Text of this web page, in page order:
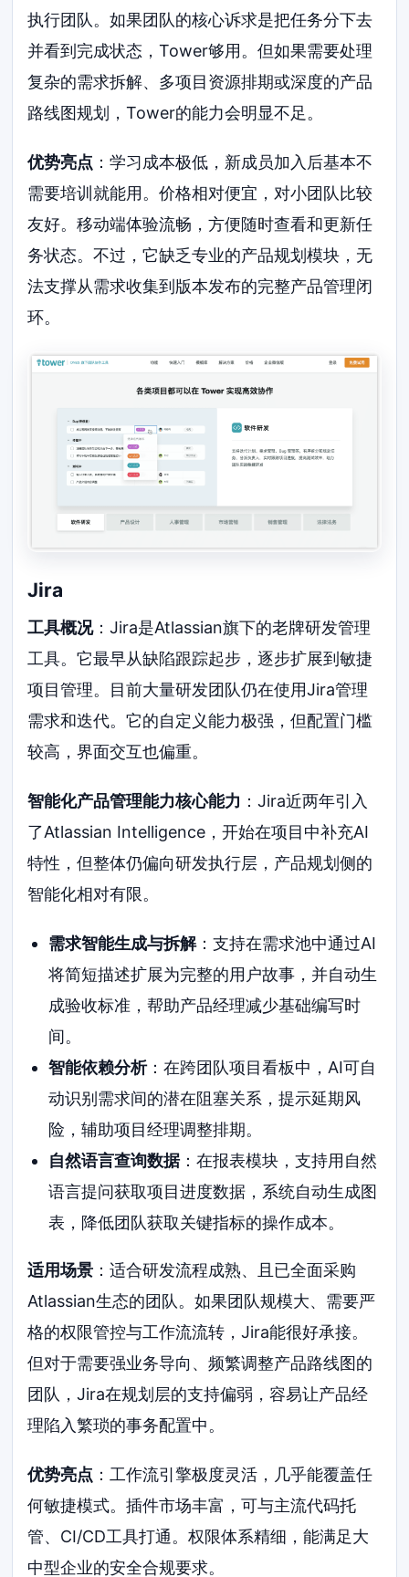
执行团队。如果团队的核心诉求是把任务分下去
并看到完成状态，Tower够用。但如果需要处理
复杂的需求拆解、多项目资源排期或深度的产品
路线图规划，Tower的能力会明显不足。
优势亮点 ：学习成本极低，新成员加入后基本不
需要培训就能用。价格相对便宜，对小团队比较
友好。移动端体验流畅，方便随时查看和更新任
务状态。不过，它缺乏专业的产品规划模块，无
法支撑从需求收集到版本发布的完整产品管理闭
环。
Jira
工具概况：Jira是Atlassian旗下的老牌研发管理
工具。它最早从缺陷跟踪起步，逐步扩展到敏捷
项目管理。目前大量研发团队仍在使用Jira管理
需求和迭代。它的自定义能力极强，但配置门槛
较高，界面交互也偏重。
智能化产品管理能力核心能力 ：Jira近两年引入
了Atlassian Intelligence，开始在项目中补充AI
特性，但整体仍偏向研发执行层，产品规划侧的
智能化相对有限。
需求智能生成与拆解：支持在需求池中通过AI
将简短描述扩展为完整的用户故事，并自动生
成验收标准，帮助产品经理减少基础编写时
间。
智能依赖分析：在跨团队项目看板中，AI可自
动识别需求间的潜在阻塞关系，提示延期风
险，辅助项目经理调整排期。
自然语言查询数据：在报表模块，支持用自然
语言提问获取项目进度数据，系统自动生成图
表，降低团队获取关键指标的操作成本。
适用场景 ：适合研发流程成熟、且已全面采购
Atlassian生态的团队。如果团队规模大、需要严
格的权限管控与工作流流转，Jira能很好承接。
但对于需要强业务导向、频繁调整产品路线图的
团队，Jira在规划层的支持偏弱，容易让产品经
理陷入繁琐的事务配置中。
优势亮点 ：工作流引擎极度灵活，几乎能覆盖任
何敏捷模式。插件市场丰富，可与主流代码托
管、CI/CD工具打通。权限体系精细，能满足大
中型企业的安全合规要求。